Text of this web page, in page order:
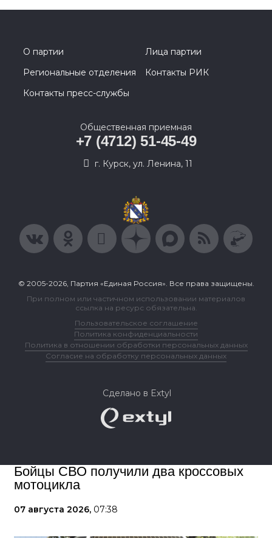
О партии
Лица партии
Региональные отделения
Контакты РИК
Контакты пресс-службы
Общественная приемная
+7 (4712) 51-45-49
г. Курск, ул. Ленина, 11
© 2005-2026, Партия «Единая Россия». Все права защищены.
При полном или частичном использовании материалов
ссылка на ресурс обязательна.
Пользовательское соглашение
Политика конфиденциальности
Политика в отношении обработки персональных данных
Согласие на обработку персональных данных
Сделано в Extyl
Бойцы СВО получили два кроссовых
мотоцикла
07 августа 2026, 07:38